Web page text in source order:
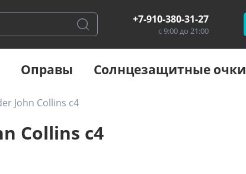
+7-910-380-31-27
с 9:00 до 21:00
Оправы Солнцезащитные очки
John Collins c4
Collins c4